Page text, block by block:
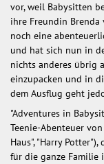
vor, weil Babysitten
ihre Freundin
noch eine
und hat sich nun in
nichts anderes übrig
einzupacken und in
dem Ausflug geht
"Adventures in
Teenie-Abenteuer
Haus", "Harry
für die ganze Familie